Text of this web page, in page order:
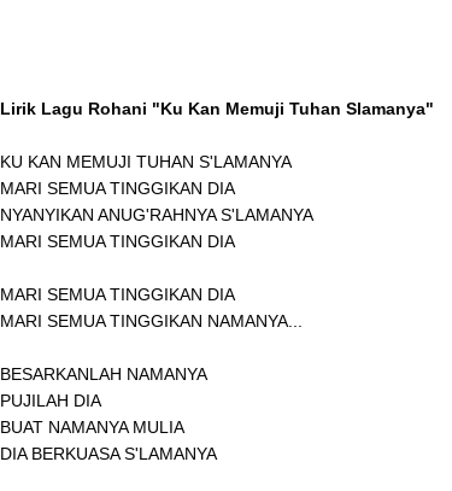
Lirik Lagu Rohani "Ku Kan Memuji Tuhan Slamanya"
KU KAN MEMUJI TUHAN S'LAMANYA
MARI SEMUA TINGGIKAN DIA
NYANYIKAN ANUG'RAHNYA S'LAMANYA
MARI SEMUA TINGGIKAN DIA
MARI SEMUA TINGGIKAN DIA
MARI SEMUA TINGGIKAN NAMANYA...
BESARKANLAH NAMANYA
PUJILAH DIA
BUAT NAMANYA MULIA
DIA BERKUASA S'LAMANYA